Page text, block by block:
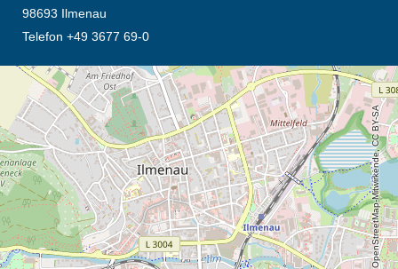
98693 Ilmenau
Telefon +49 3677 69-0
Öffnet die Anfahrtsbeschreibung in neuem Tab (Karte)
© OpenStreetMap-Mitwirkende, CC BY-SA